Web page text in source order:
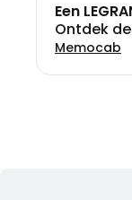
Een
Ontdek de
Memocab